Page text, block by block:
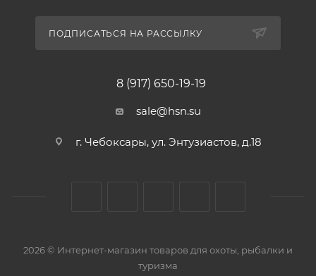
ПОДПИСАТЬСЯ НА РАССЫЛКУ
8 (917) 650-19-19
sale@hsn.su
г. Чебоксары, ул. Энтузиастов, д.18
2026 © Интернет-магазин товаров для охоты, рыбалки и
туризма